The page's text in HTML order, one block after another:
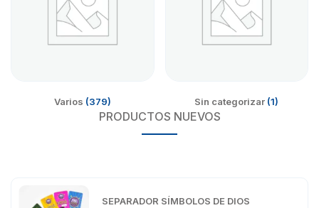
Varios (379) Sin categorizar (1)
PRODUCTOS NUEVOS
SEPARADOR SÍMBOLOS DE DIOS